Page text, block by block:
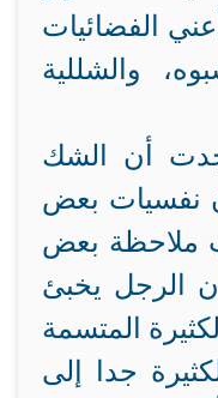
الفضائيات
والشللية
أن الشك
نفسيات بعض
ملاحظة بعض
الرجل يخبئ
المتسمة
جدا إلى